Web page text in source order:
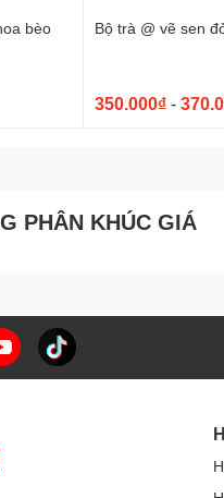
bèo
Bộ trà @ vẽ sen
350.000₫-
PHÂN KHÚC GIÁ